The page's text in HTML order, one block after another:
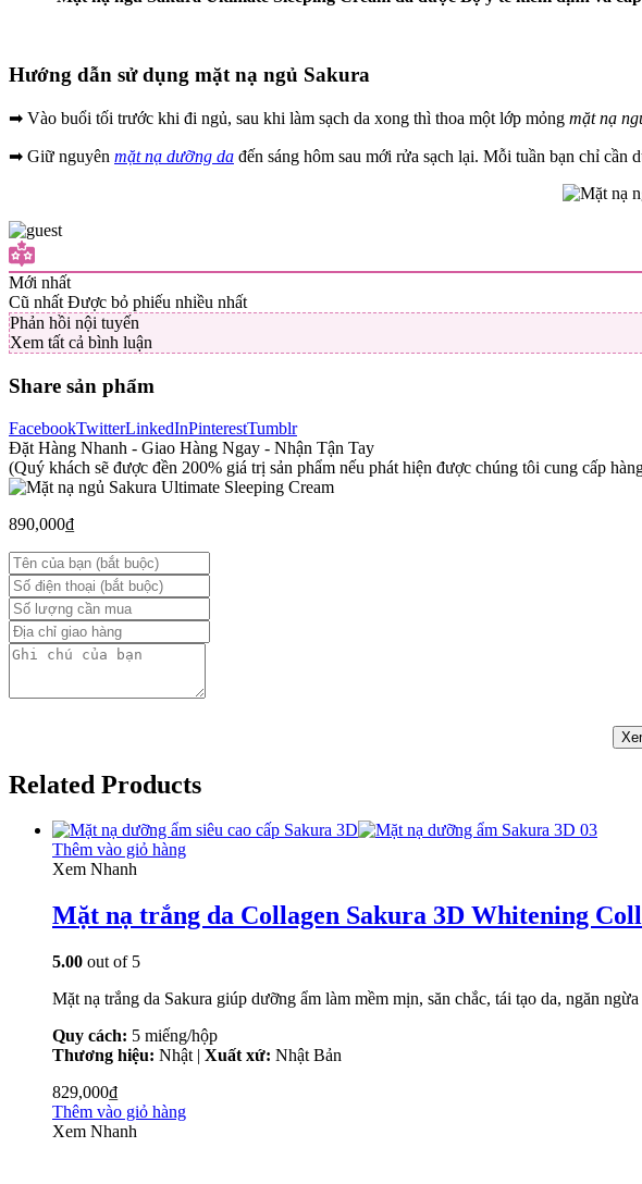
Hướng dẫn sử dụng mặt nạ ngủ Sakura
➡ Vào buổi tối trước khi đi ngủ, sau khi làm sạch da xong thì thoa một lớp mỏng mặt nạ
➡ Giữ nguyên mặt nạ dưỡng da đến sáng hôm sau mới rửa sạch lại. Mỗi tuần bạn chỉ cần
Mới nhất
Cũ nhất Được bỏ phiếu nhiều nhất
Phản hồi nội tuyến
Xem tất cả bình luận
Share sản phẩm
FacebookTwitterLinkedInPinterestTumblr
Đặt Hàng Nhanh - Giao Hàng Ngay - Nhận Tận Tay
(Quý khách sẽ được đền 200% giá trị sản phẩm nếu phát hiện được chúng tôi cung cấp
890,000₫
Related Products
Thêm vào giỏ hàng
Xem Nhanh
Mặt nạ trắng da Collagen Sakura 3D Whitening
5.00 out of 5
Mặt nạ trắng da Sakura giúp dưỡng ẩm làm mềm mịn, săn chắc, tái tạo da, ngăn
Quy cách: 5 miếng/hộp
Thương hiệu: Nhật | Xuất xứ: Nhật Bản
829,000₫
Thêm vào giỏ hàng
Xem Nhanh